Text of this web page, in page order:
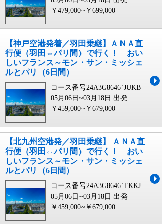
￥479,000~￥699,000
【神戸空港発着／羽田乗継】ＡＮＡ直
行便（羽田⇔パリ間）で行く！ おい
しいフランス～モン・サン・ミッシェ
ルとパリ（6日間）
コース番号24A3G8646`JUKB
05月06日~03月18日 出発
￥459,000~￥679,000
【北九州空港発／羽田乗継】 ＡＮＡ直
行便（羽田⇔パリ間）で行く！ おい
しいフランス～モン・サン・ミッシェ
ルとパリ（6日間）
コース番号24A3G8646`TKKJ
05月06日~03月18日 出発
￥459,000~￥679,000